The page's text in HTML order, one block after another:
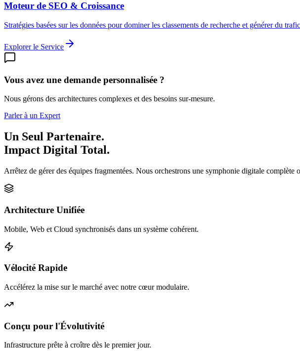
Moteur de SEO & Croissance
Stratégies basées sur les données pour dominer les classements de recherche et générer du
Explorer le Service
Vous avez une demande personnalisée ?
Nous gérons des architectures complexes et des besoins sur-mesure.
Parler à un Expert
Un Seul Partenaire.
Impact Digital Total.
Arrêtez de gérer des équipes fragmentées. Nous orchestrons une symphonie digitale
Architecture Unifiée
Mobile, Web et Cloud synchronisés dans un système cohérent.
Vélocité Rapide
Accélérez la mise sur le marché avec notre cœur modulaire.
Conçu pour l'Évolutivité
Infrastructure prête à croître dès le premier jour.